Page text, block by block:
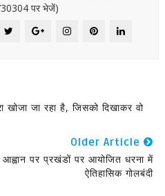
पर भेजें)
खोजा जा रहा है, जिसको दिखाकर वो
Older Article
आह्वान पर प्रखंडों पर आयोजित धरना में
ऐतिहासिक गोलबंदी